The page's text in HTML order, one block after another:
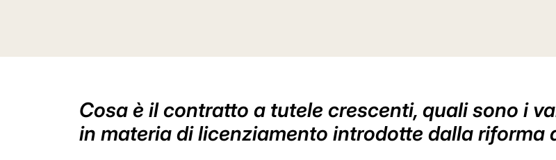
Cosa è il contratto a tutele crescenti, quali sono i
in materia di licenziamento introdotte dalla riforma